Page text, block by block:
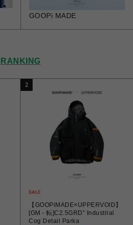
GOOPi MADE
RANKING
2
【GOOPiMADE×UPPERVOID】
[GM - 転]C2.5GRD” Industrial
Cog Detail Parka